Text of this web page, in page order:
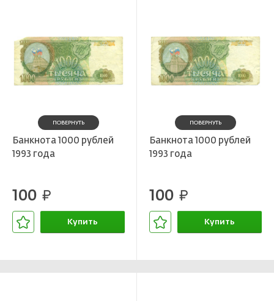
ПОВЕРНУТЬ
Банкнота 1000 рублей
1993 года
100 руб.
Купить
ПОВЕРНУТЬ
Банкнота 1000 рублей
1993 года
100 руб.
Купить